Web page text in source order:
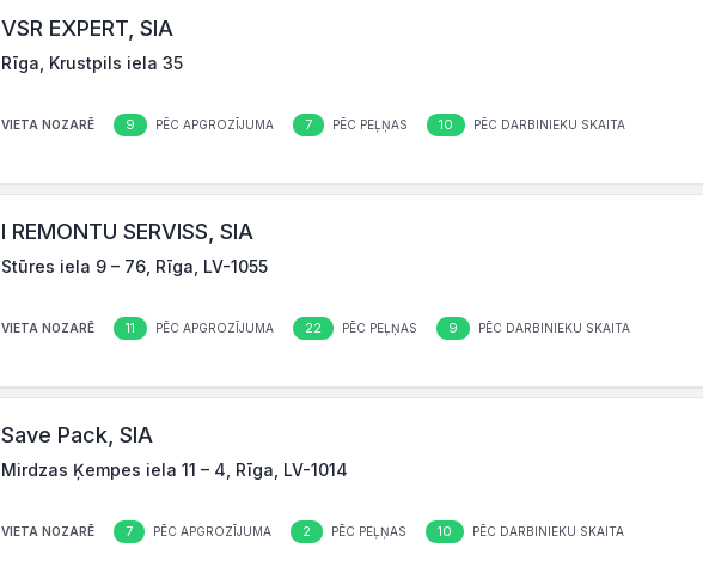
VSR EXPERT, SIA
Rīga, Krustpils iela 35
VIETA NOZARĒ 9 PĒC APGROZĪJUMA 7 PĒC PEĻŅAS 10 PĒC DARBINIEKU SKAITA
I REMONTU SERVISS, SIA
Stūres iela 9 – 76, Rīga, LV-1055
VIETA NOZARĒ 11 PĒC APGROZĪJUMA 22 PĒC PEĻŅAS 9 PĒC DARBINIEKU SKAITA
Save Pack, SIA
Mirdzas Ķempes iela 11 – 4, Rīga, LV-1014
VIETA NOZARĒ 7 PĒC APGROZĪJUMA 2 PĒC PEĻŅAS 10 PĒC DARBINIEKU SKAITA